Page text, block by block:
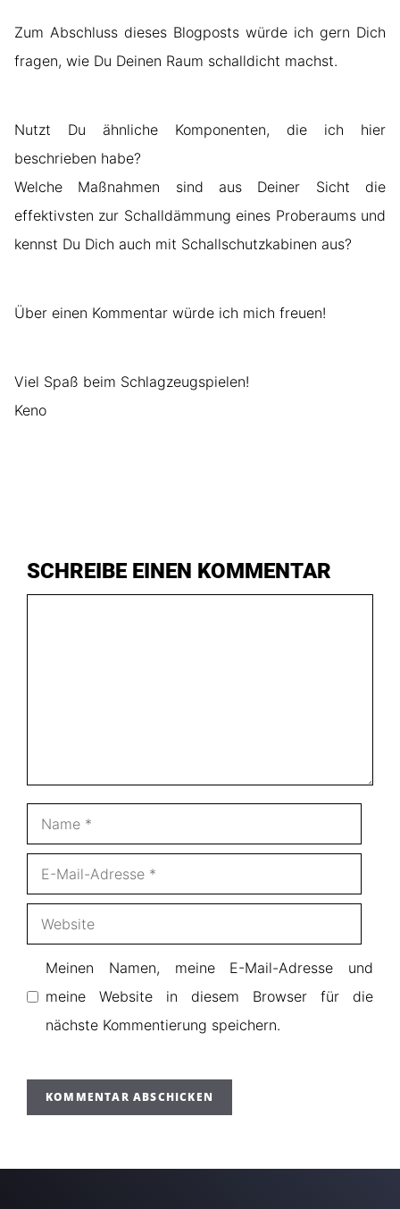
Zum Abschluss dieses Blogposts würde ich gern Dich
fragen, wie Du Deinen Raum schalldicht machst.
Nutzt Du ähnliche Komponenten, die ich hier
beschrieben habe?
Welche Maßnahmen sind aus Deiner Sicht die
effektivsten zur Schalldämmung eines Proberaums und
kennst Du Dich auch mit Schallschutzkabinen aus?
Über einen Kommentar würde ich mich freuen!
Viel Spaß beim Schlagzeugspielen!
Keno
SCHREIBE EINEN KOMMENTAR
Name
Mail-
Adresse
Website
Meinen Namen, meine E-Mail-Adresse und
meine Website in diesem Browser für die
nächste Kommentierung speichern.